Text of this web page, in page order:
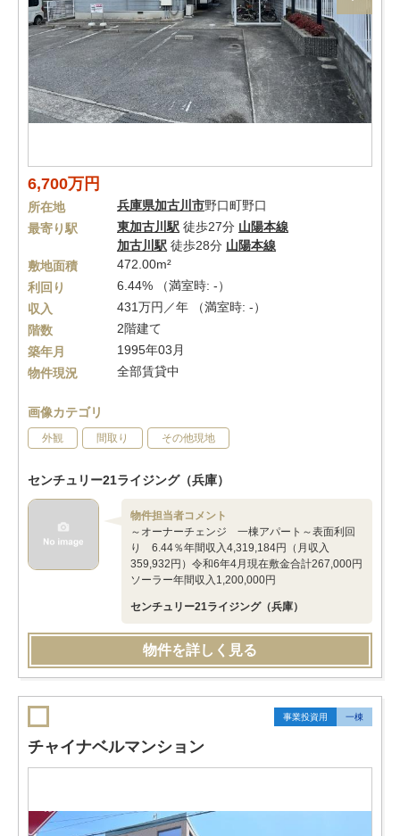
6,700万円
所在地 兵庫県加古川市野口町野口
最寄り駅
東加古川駅 徒歩27分 山陽本線
加古川駅 徒歩28分 山陽本線
敷地面積
472.00m²
利回り
6.44% （満室時: -）
収入
431万円／年 （満室時: -）
階数
2階建て
築年月
1995年03月
物件現況
全部賃貸中
画像カテゴリ
外観 間取り その他現地
センチュリー21ライジング（兵庫）
物件担当者コメント
～オーナーチェンジ 一棟アパート～表面利回
り 6.44％年間収入4,319,184円（月収入
359,932円）令和6年4月現在敷金合計267,000円
ソーラー年間収入1,200,000円
センチュリー21ライジング（兵庫）
物件を詳しく見る
事業投資用 一棟
チャイナベルマンション